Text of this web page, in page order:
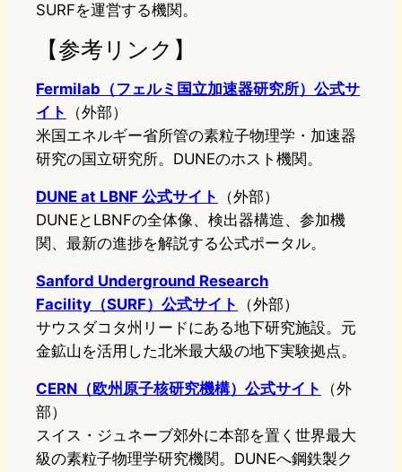
SURFを運営する機関。
【参考リンク】
Fermilab（フェルミ国立加速器研究所）公式サ
イト
（外部）
米国エネルギー省所管の素粒子物理学・加速器
研究の国立研究所。DUNEのホスト機関。
DUNE at LBNF 公式サイト
（外部）
DUNEとLBNFの全体像、検出器構造、参加機
関、最新の進捗を解説する公式ポータル。
Sanford Underground Research
Facility（SURF）公式サイト
（外部）
サウスダコタ州リードにある地下研究施設。元
金鉱山を活用した北米最大級の地下実験拠点。
CERN（欧州原子核研究機構）公式サイト
（外
部）
スイス・ジュネーブ郊外に本部を置く世界最大
級の素粒子物理学研究機関。DUNEへ鋼鉄製ク